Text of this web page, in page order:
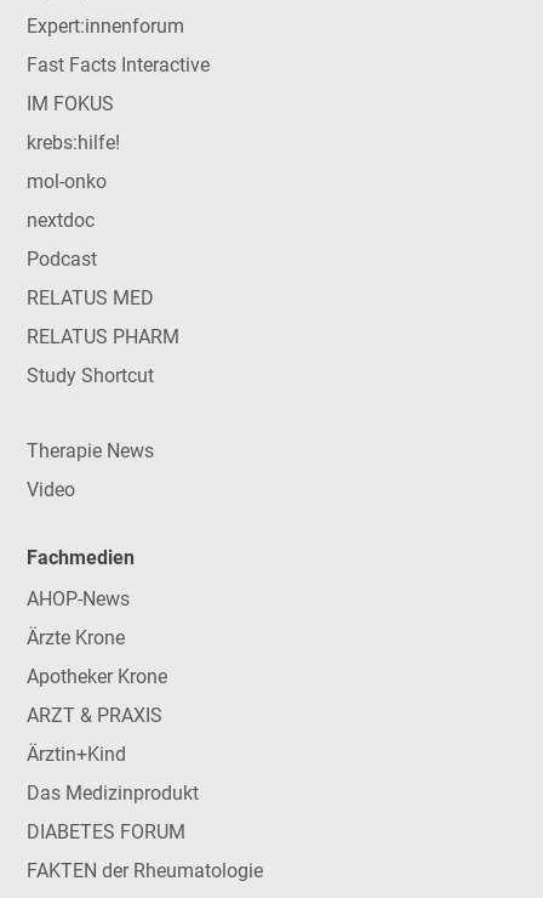
Expert:innenforum
Fast Facts Interactive
IM FOKUS
krebs:hilfe!
mol-onko
nextdoc
Podcast
RELATUS MED
RELATUS PHARM
Study Shortcut
Therapie News
Video
Fachmedien
AHOP-News
Ärzte Krone
Apotheker Krone
ARZT & PRAXIS
Ärztin+Kind
Das Medizinprodukt
DIABETES FORUM
FAKTEN der Rheumatologie